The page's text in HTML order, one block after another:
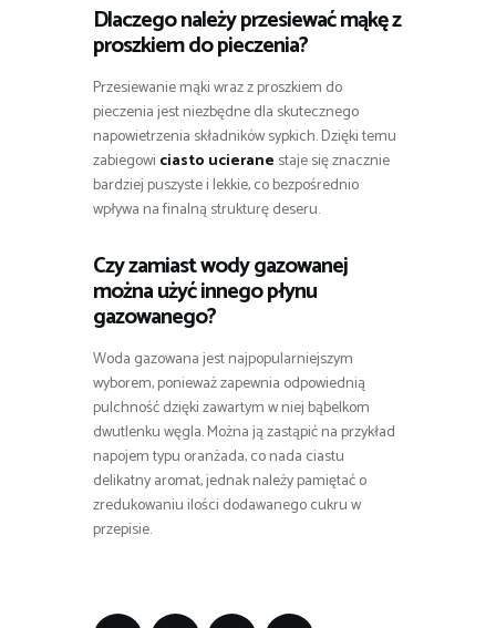
Dlaczego należy przesiewać mąkę z
proszkiem do pieczenia?
Przesiewanie mąki wraz z proszkiem do
pieczenia jest niezbędne dla skutecznego
napowietrzenia składników sypkich. Dzięki temu
zabiegowi ciasto ucierane staje się znacznie
bardziej puszyste i lekkie, co bezpośrednio
wpływa na finalną strukturę deseru.
Czy zamiast wody gazowanej
można użyć innego płynu
gazowanego?
Woda gazowana jest najpopularniejszym
wyborem, ponieważ zapewnia odpowiednią
pulchność dzięki zawartym w niej bąbelkom
dwutlenku węgla. Można ją zastąpić na przykład
napojem typu oranżada, co nada ciastu
delikatny aromat, jednak należy pamiętać o
zredukowaniu ilości dodawanego cukru w
przepisie.